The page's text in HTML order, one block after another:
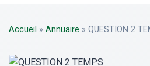
Accueil » Annuaire » QUESTION 2